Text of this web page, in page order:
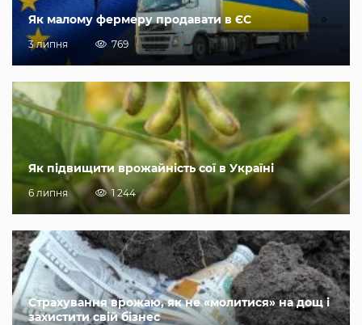
Як малому фермеру продавати в ЄС
3 липня 769
Як підвищити врожайність сої в Україні
6 липня 1 244
Страхування врожаю, як не «молитися» на дощ і
захистити свій бізнес